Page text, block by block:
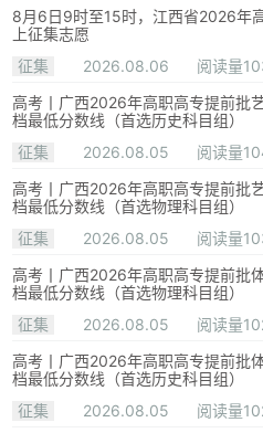
8月6日9时至15时，江西省2026年
上征集志愿
征集
2026.08.06
阅读量
高考丨广西2026年高职高专提前批
档最低分数线（首选历史科目组）
征集
2026.08.05
阅读量
高考丨广西2026年高职高专提前批
档最低分数线（首选物理科目组）
征集
2026.08.05
阅读量
高考丨广西2026年高职高专提前批
档最低分数线（首选物理科目组）
征集
2026.08.05
阅读量
高考丨广西2026年高职高专提前批
档最低分数线（首选历史科目组）
征集
2026.08.05
阅读量